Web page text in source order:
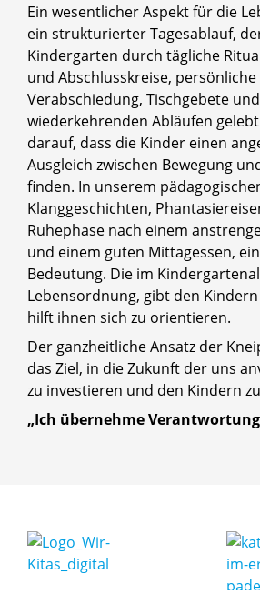
Ein wesentlicher Aspekt für die
ein strukturierter Tagesablauf,
Kindergarten durch tägliche
und Abschlusskreise,
Verabschiedung, Tischgebete
wiederkehrenden Abläufen
darauf, dass die Kinder einen
Ausgleich zwischen Bewegung
finden. In unserem
Klanggeschichten,
Ruhephase nach einem
und einem guten Mittagessen,
Bedeutung. Die im
Lebensordnung, gibt den
hilft ihnen sich zu orientieren.
Der ganzheitliche Ansatz der
das Ziel, in die Zukunft der uns
zu investieren und den Kindern
„Ich übernehme